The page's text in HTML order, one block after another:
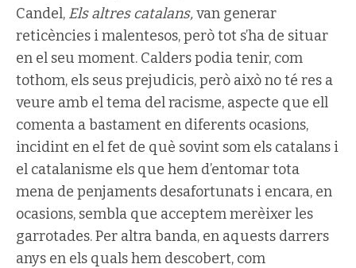
Candel, Els altres catalans,van generar
reticències i malentesos, però tot s’ha de situar
en el seu moment. Calders podia tenir, com
tothom, els seus prejudicis, però això no té res a
veure amb el tema del racisme, aspecte que ell
comenta a bastament en diferents ocasions,
incidint en el fet de què sovint som els catalans i
el catalanisme els que hem d’entomar tota
mena de penjaments desafortunats i encara, en
ocasions, sembla que acceptem merèixer les
garrotades. Per altra banda, en aquests darrers
anys en els quals hem descobert, com